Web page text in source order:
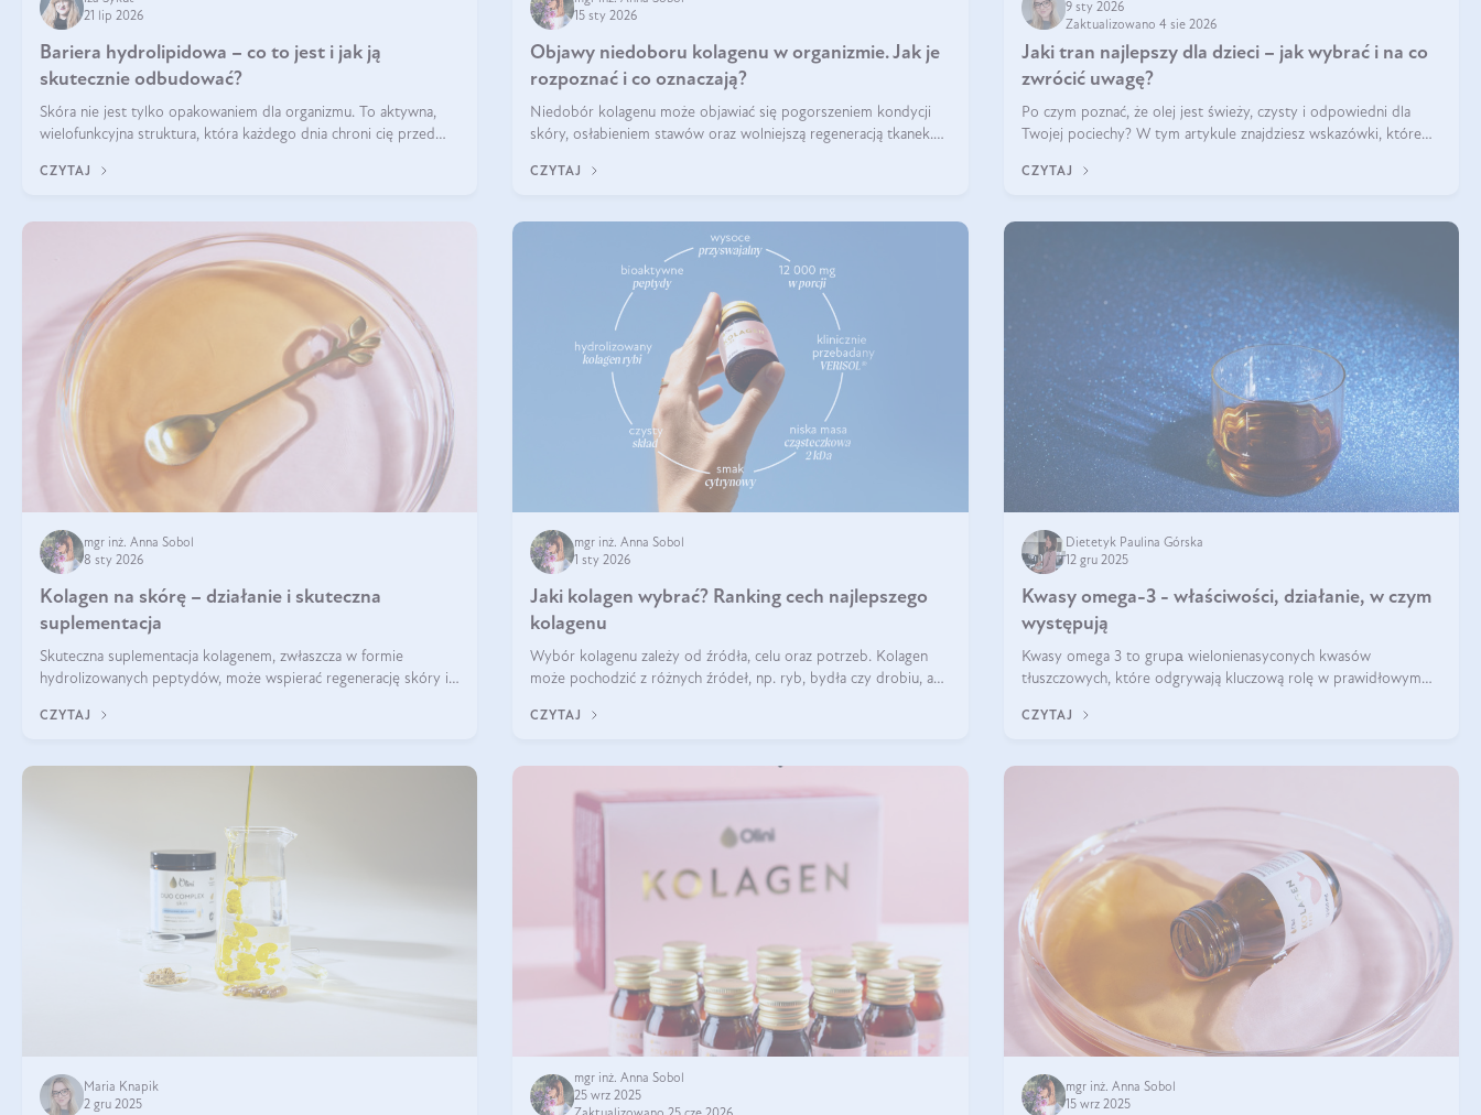
21 lip 2026
Bariera hydrolipidowa – co to jest i jak ją
skutecznie odbudować?
Skóra nie jest tylko opakowaniem dla organizmu. To aktywna,
wielofunkcyjna struktura, która każdego dnia chroni cię przed
środowiskowymi. Jednym z jej kluczowych elementów jest
CZYTAJ
15 sty 2026
Objawy niedoboru kolagenu w organizmie. Jak je
rozpoznać i co oznaczają?
Niedobór kolagenu może objawiać się pogorszeniem kondycji
skóry, osłabieniem stawów oraz wolniejszą regeneracją tkanek.
skóry, bóle stawów, łamliwość paznokci oraz osłabienie włosów.
CZYTAJ
9 sty 2026
Zaktualizowano 4 sie 2026
Jaki tran najlepszy dla dzieci – jak wybrać i na co
zwrócić uwagę?
Po czym poznać, że olej jest świeży, czysty i odpowiedni dla
Twojej pociechy? W tym artykule znajdziesz wskazówki, które
CZYTAJ
mgr inż. Anna Sobol
8 sty 2026
Kolagen na skórę – działanie i skuteczna
suplementacja
Skuteczna suplementacja kolagenem, zwłaszcza w formie
hydrolizowanych peptydów, może wspierać regenerację skóry i
regularnością stosowania.
CZYTAJ
mgr inż. Anna Sobol
1 sty 2026
Jaki kolagen wybrać? Ranking cech najlepszego
kolagenu
Wybór kolagenu zależy od źródła, celu oraz potrzeb. Kolagen
może pochodzić z różnych źródeł, np. ryb, bydła czy drobiu, a
sprawdza się kolagen rybi, a dla wspierania stawów — kolagen
CZYTAJ
Dietetyk Paulina Górska
12 gru 2025
Kwasy omega-3 - właściwości, działanie, w czym
występują
Kwasy omega 3 to grupа wielonienasyconych kwasów
tłuszczowych, które odgrywają kluczową rolę w prawidłowym
układu odpornościowego.
CZYTAJ
Maria Knapik
2 gru 2025
mgr inż. Anna Sobol
25 wrz 2025
mgr inż. Anna Sobol
15 wrz 2025